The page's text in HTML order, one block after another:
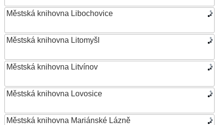
Městská knihovna Libochovice
Městská knihovna Litomyšl
Městská knihovna Litvínov
Městská knihovna Lovosice
Městská knihovna Mariánské Lázně